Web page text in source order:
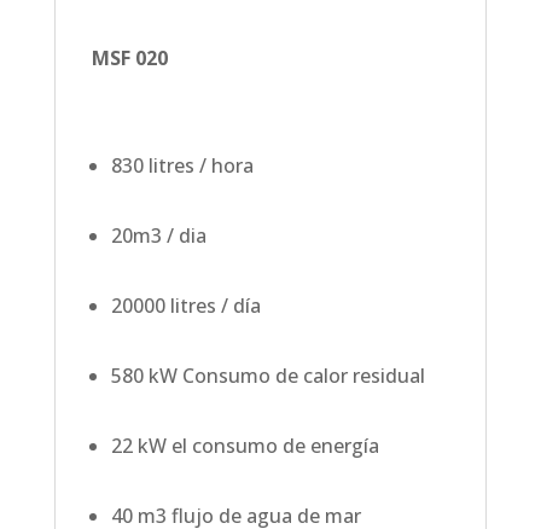
MSF 020
830 litres / hora
20m3 / dia
20000 litres / día
580 kW Consumo de calor residual
22 kW el consumo de energía
40 m3 flujo de agua de mar